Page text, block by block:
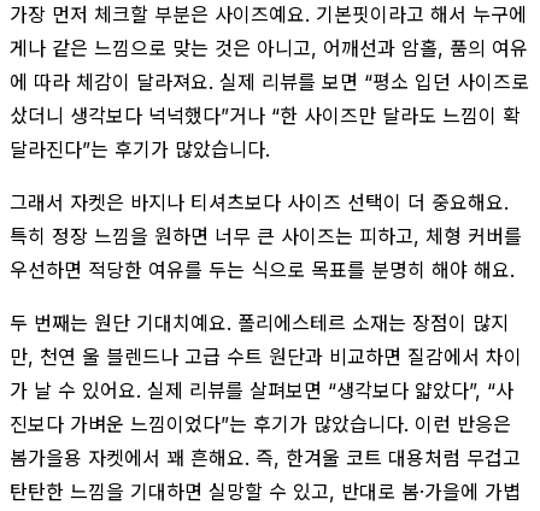
가장 먼저 체크할 부분은 사이즈예요. 기본핏이라고 해서 누구에
게나 같은 느낌으로 맞는 것은 아니고, 어깨선과 암홀, 품의 여유
에 따라 체감이 달라져요. 실제 리뷰를 보면 “평소 입던 사이즈로
샀더니 생각보다 넉넉했다”거나 “한 사이즈만 달라도 느낌이 확
달라진다”는 후기가 많았습니다.
그래서 자켓은 바지나 티셔츠보다 사이즈 선택이 더 중요해요.
특히 정장 느낌을 원하면 너무 큰 사이즈는 피하고, 체형 커버를
우선하면 적당한 여유를 두는 식으로 목표를 분명히 해야 해요.
두 번째는 원단 기대치예요. 폴리에스테르 소재는 장점이 많지
만, 천연 울 블렌드나 고급 수트 원단과 비교하면 질감에서 차이
가 날 수 있어요. 실제 리뷰를 살펴보면 “생각보다 얇았다”, “사
진보다 가벼운 느낌이었다”는 후기가 많았습니다. 이런 반응은
봄가을용 자켓에서 꽤 흔해요. 즉, 한겨울 코트 대용처럼 무겁고
탄탄한 느낌을 기대하면 실망할 수 있고, 반대로 봄·가을에 가볍